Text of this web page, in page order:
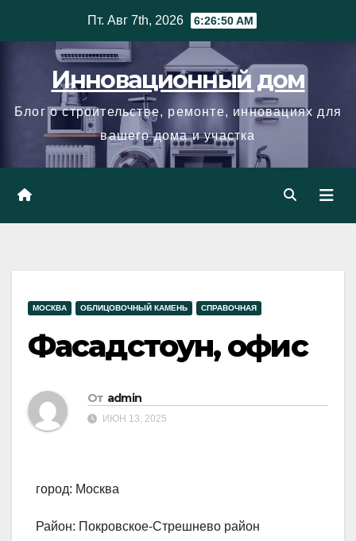
Пт. Авг 7th, 2026 6:26:51 AM
Инновационный дом
Блог о строительстве, ремонте, инновациях для
вашего дома и участка
МОСКВА ОБЛИЦОВОЧНЫЙ КАМЕНЬ СПРАВОЧНАЯ
Фасадстоун, офис
От admin
ИЮН 13, 2025
город: Москва
Район: Покровское-Стрешнево район